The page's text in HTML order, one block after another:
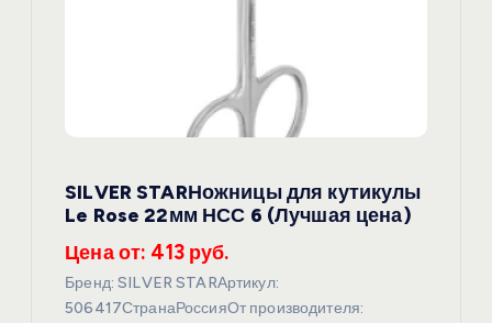
SILVER STARНожницы для кутикулы
Le Rose 22мм НСС 6 (Лучшая цена)
Цена от: 413 руб.
Бренд: SILVER STARАртикул:
506417СтранаРоссияОт производителя: